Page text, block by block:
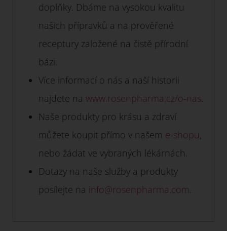
doplňky. Dbáme na vysokou kvalitu
našich přípravků a na prověřené
receptury založené na čistě přírodní
bázi.
Více informací o nás a naší historii
najdete na www.rosenpharma.cz/o-nas
Naše produkty pro krásu a zdraví
můžete koupit přímo v našem e-shopu,
nebo žádat ve vybraných lékárnách.
Dotazy na naše služby a produkty
posílejte na info@rosenpharma.com